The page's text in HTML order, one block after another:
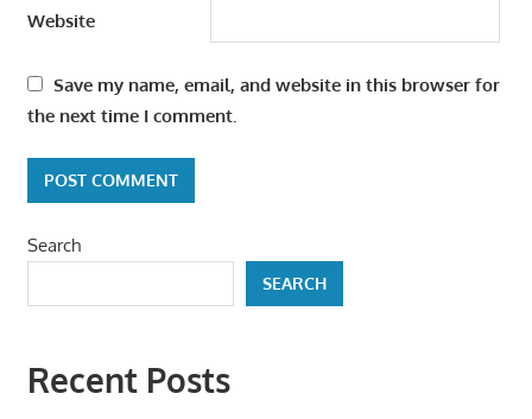
Website
Save my name, email, and website in this browser for
the next time I comment.
Search
SEARCH
Recent Posts